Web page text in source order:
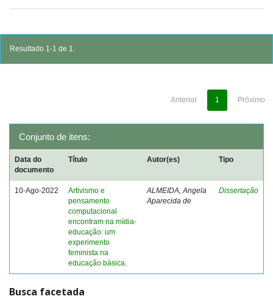
Resultado 1-1 de 1.
Anterior 1 Próximo
Conjunto de itens:
Data do
documento
Título Autor(es) Tipo
10-Ago-2022
Artivismo e
pensamento
computacional
encontram na mídia-
educação: um
experimento
feminista na
educação básica.
ALMEIDA, Angela
Aparecida de
Dissertação
Busca facetada